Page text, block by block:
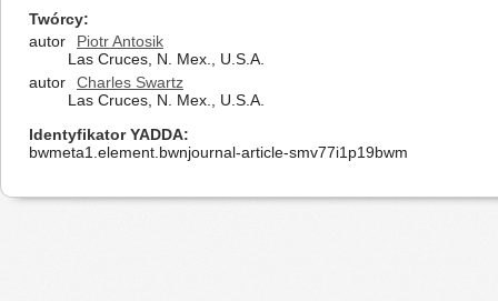
Twórcy
autor
Piotr Antosik
Las Cruces, N. Mex., U.S.A.
autor
Charles Swartz
Las Cruces, N. Mex., U.S.A.
Identyfikator YADDA
bwmeta1.element.bwnjournal-article-smv77i1p19bwm